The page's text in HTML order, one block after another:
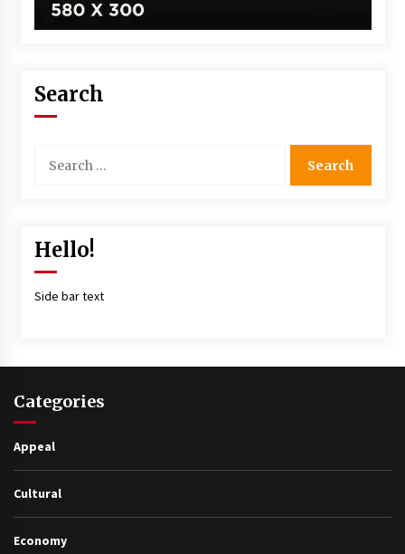
Search
Hello!
Side bar text
Categories
Appeal
Cultural
Economy